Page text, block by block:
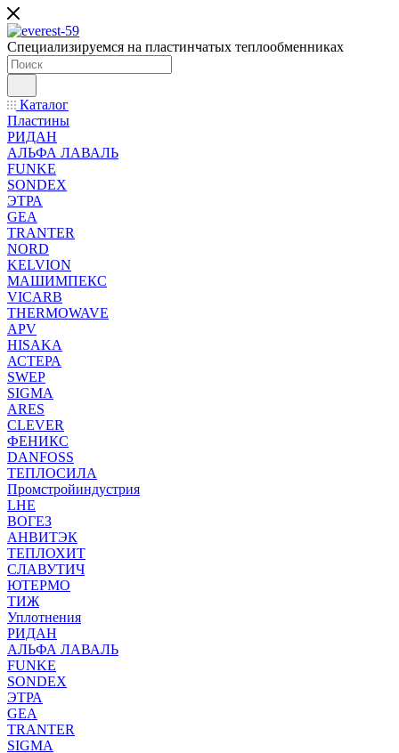
Специализируемся на пластинчатых теплообменниках
Каталог
Пластины
РИДАН
АЛЬФА ЛАВАЛЬ
FUNKE
SONDEX
ЭТРА
GEA
TRANTER
NORD
KELVION
МАШИМПЕКС
VICARB
THERMOWAVE
APV
HISAKA
АСТЕРА
SWEP
SIGMA
ARES
CLEVER
ФЕНИКС
DANFOSS
ТЕПЛОСИЛА
Промстройиндустрия
LHE
ВОГЕЗ
АНВИТЭК
ТЕПЛОХИТ
СЛАВУТИЧ
ЮТЕРМО
ТИЖ
Уплотнения
РИДАН
АЛЬФА ЛАВАЛЬ
FUNKE
SONDEX
ЭТРА
GEA
TRANTER
SIGMA